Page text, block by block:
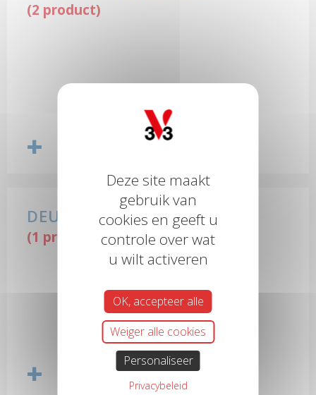
(2 product)
DEUREN & RAMEN
(1 product)
Deze site maakt
gebruik van
cookies en geeft u
controle over wat
u wilt activeren
OK, accepteer alle
Weiger alle cookies
Personaliseer
Privacybeleid